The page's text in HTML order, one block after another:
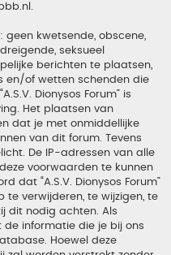
.
kwetsende, obscene,
seksueel
berichten te plaatsen,
en/of wetten schenden die
Dionysos Forum” is
Het plaatsen van
dat je met onmiddellijke
van dit forum. Tevens
De IP-adressen van alle
voorwaarden te kunnen
dat “A.S.V. Dionysos Forum”
te verwijderen, te wijzigen, te
dit nodig achten. Als
informatie die je bij ons
Hoewel deze